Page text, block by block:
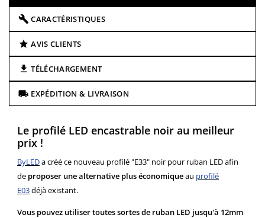
CARACTÉRISTIQUES
AVIS CLIENTS
TÉLÉCHARGEMENT
EXPÉDITION & LIVRAISON
Le profilé LED encastrable noir au meilleur
prix !
ByLEDa créé ce nouveau profilé "E33" noir pour ruban LED afin
de proposer une alternative plus économiqueau profilé
E03déjà existant.
Vous pouvez utiliser toutes sortes de ruban LED jusqu'à 12mm